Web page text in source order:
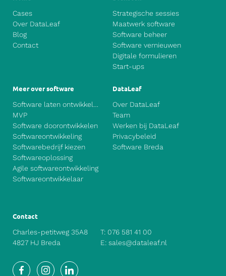
Cases
Over DataLeaf
Blog
Contact
Strategische sessies
Maatwerk software
Software beheer
Software vernieuwen
Digitale formulieren
Start-ups
Meer over software
MVP
Software doorontwikkelen
Softwareontwikkeling
Softwarebedrijf kiezen
Softwareoplossing
Agile softwareontwikkeling
Softwareontwikkelaar
DataLeaf
Over DataLeaf
Team
Werken bij DataLeaf
Privacybeleid
Software Breda
Contact
Charles-petitweg 35A8
4827 HJ Breda
T:076 581 41 00
E:sales@dataleaf.nl
FacebookInstagramLinkedIn